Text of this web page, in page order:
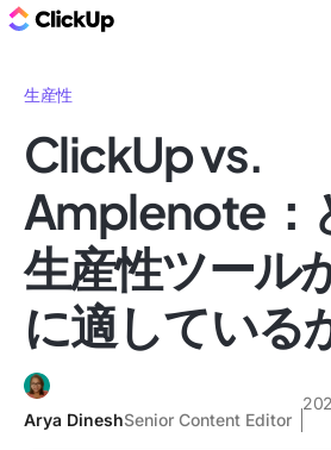
生産性
ClickUp vs.
Amplenote：
生産性ツール
に適している
Arya DineshSenior Content Editor